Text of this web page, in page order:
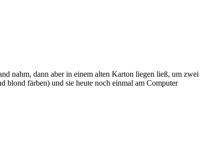
nahm, dann aber in einem alten Karton liegen ließ, um zwei
blond färben) und sie heute noch einmal am Computer